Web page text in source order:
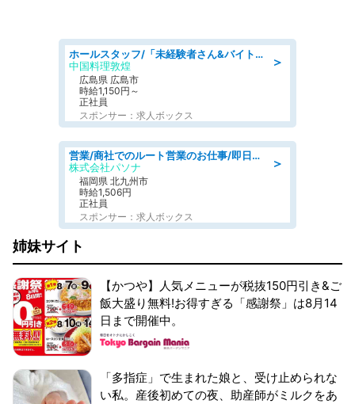
＞
ホールスタッフ/「未経験者さん&バイトデビューも大歓迎」残業ほぼなし×1日3時間〜勤務OK!フォロー体制も充実/広島県/広島市南区
中国料理敦煌
広島県 広島市
時給1,150円～
正社員
スポンサー：求人ボックス
＞
営業/商社でのルート営業のお仕事/即日勤務可/車通勤可/営業
株式会社パソナ
福岡県 北九州市
時給1,506円
正社員
スポンサー：求人ボックス
姉妹サイト
【かつや】人気メニューが税抜150円引き&ご
飯大盛り無料!お得すぎる「感謝祭」は8月14
日まで開催中。
「多指症」で生まれた娘と、受け止められな
い私。産後初めての夜、助産師がミルクをあ